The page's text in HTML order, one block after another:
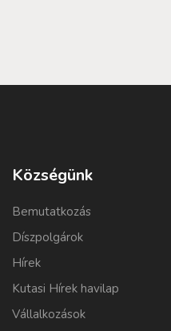
Községünk
Bemutatkozás
Díszpolgárok
Hírek
Kutasi Hírek havilap
Vállalkozások